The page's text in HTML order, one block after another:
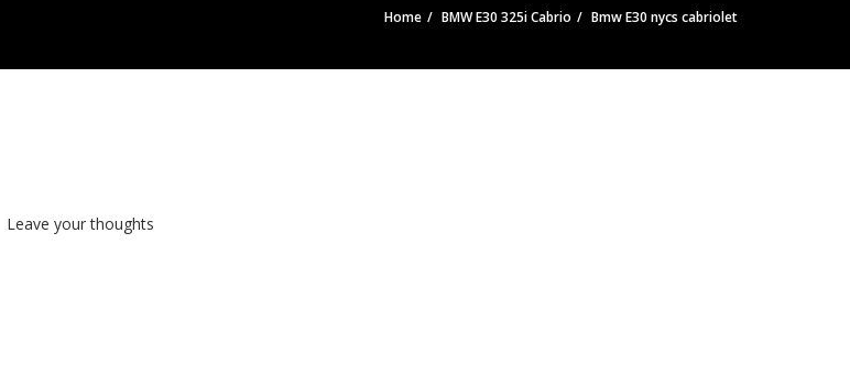
Home BMW E30 325i Cabrio Bmw E30 nycs cabriolet
Leave your thoughts